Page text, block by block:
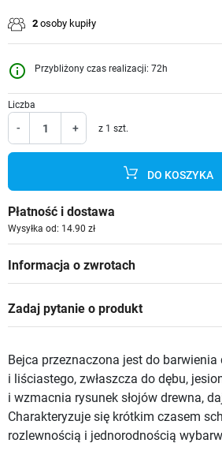
2 osoby kupiły
info_outline Przybliżony czas realizacji: 72h
Liczba
- + z 1 szt.
DO KOSZYKA
Płatność i dostawa
Wysyłka od: 14.90 zł
Informacja o zwrotach
Zadaj pytanie o produkt
Bejca przeznaczona jest do
i liściastego, zwłaszcza do dębu,
i wzmacnia rysunek słojów drewna,
Charakteryzuje się krótkim czasem
rozlewnością i jednorodnością